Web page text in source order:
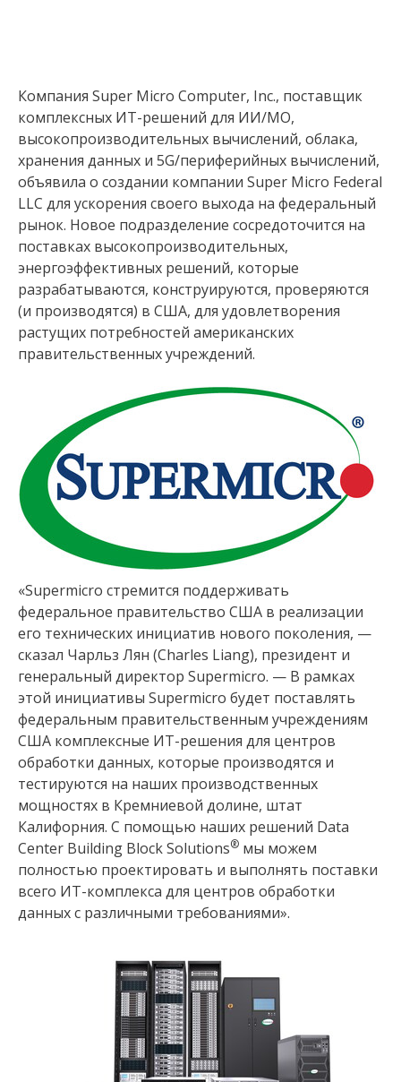
Компания Super Micro Computer, Inc., поставщик
комплексных ИТ-решений для ИИ/МО,
высокопроизводительных вычислений, облака,
хранения данных и 5G/периферийных вычислений,
объявила о создании компании Super Micro Federal
LLC для ускорения своего выхода на федеральный
рынок. Новое подразделение сосредоточится на
поставках высокопроизводительных,
энергоэффективных решений, которые
разрабатываются, конструируются, проверяются
(и производятся) в США, для удовлетворения
растущих потребностей американских
правительственных учреждений.
«Supermicro стремится поддерживать
федеральное правительство США в реализации
его технических инициатив нового поколения, —
сказал Чарльз Лян (Charles Liang), президент и
генеральный директор Supermicro. — В рамках
этой инициативы Supermicro будет поставлять
федеральным правительственным учреждениям
США комплексные ИТ-решения для центров
обработки данных, которые производятся и
тестируются на наших производственных
мощностях в Кремниевой долине, штат
Калифорния. С помощью наших решений Data
Center Building Block Solutions® мы можем
полностью проектировать и выполнять поставки
всего ИТ-комплекса для центров обработки
данных с различными требованиями».